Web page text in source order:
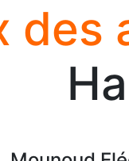
des